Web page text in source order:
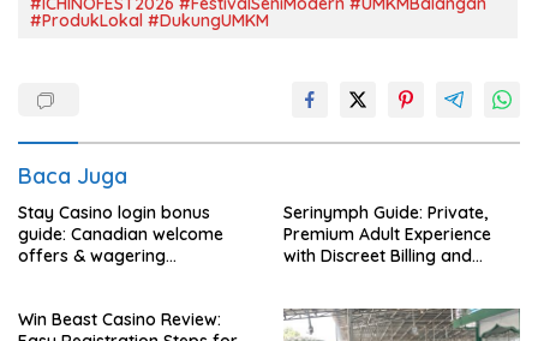
#ProdukLokal #DukungUMKM
Baca Juga
Stay Casino login bonus
guide: Canadian welcome
offers & wagering
Serinymph Guide: Private,
Premium Adult Experience
with Discreet Billing and
Win Beast Casino Review: